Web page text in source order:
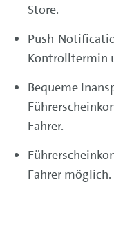
Store.
Push-
Kontrolltermin
Bequeme
Fahrer.
Fahrer möglich.